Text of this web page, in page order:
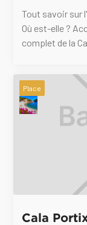
Tout savoir sur
Où est-elle ?
complet de la
Place
Cala